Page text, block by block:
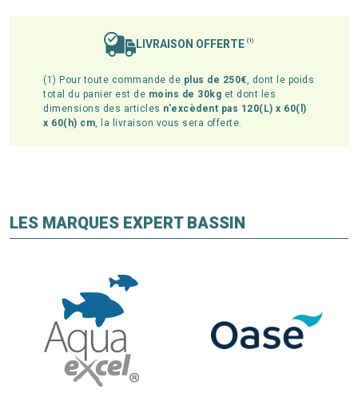
LIVRAISON OFFERTE (1)
(1) Pour toute commande de plus de 250€, dont le poids
total du panier est de moins de 30kg et dont les
dimensions des articles n'excèdent pas 120(L) x 60(l)
x 60(h) cm, la livraison vous sera offerte.
LES MARQUES EXPERT BASSIN